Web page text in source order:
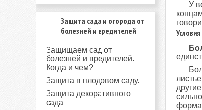
Защита сада и огорода от
болезней и вредителей
Защищаем сад от
болезней и вредителей.
Когда и чем?
Защита в плодовом саду.
Защита декоративного
сада
У
форма